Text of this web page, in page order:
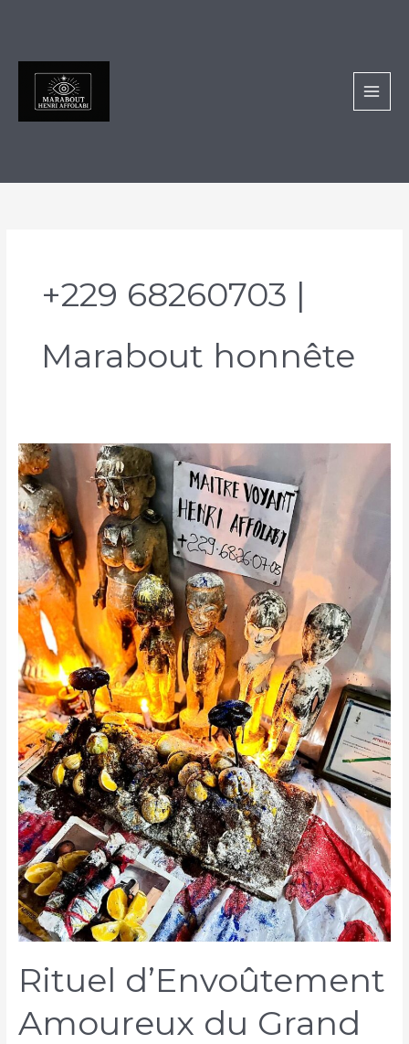
+229 68260703 |
Marabout honnête
Rituel d’Envoûtement
Amoureux du Grand